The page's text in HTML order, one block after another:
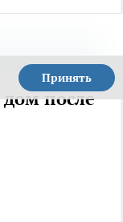
Принять
после